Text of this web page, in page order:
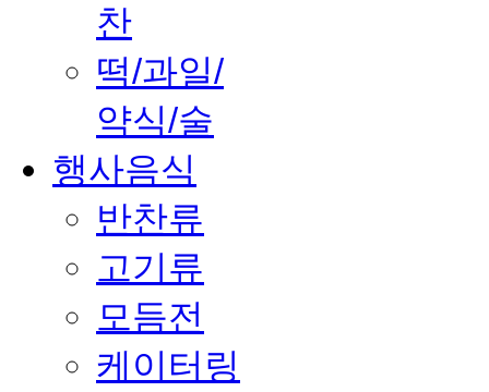
찬
떡/과일/
약식/술
행사음식
반찬류
고기류
모듬전
케이터링